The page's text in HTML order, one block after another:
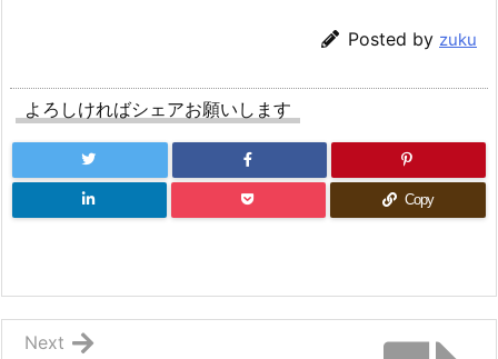
Posted by zuku
よろしければシェアお願いします
Copy
Next